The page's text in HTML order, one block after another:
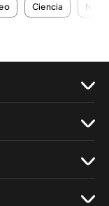
Ciencia